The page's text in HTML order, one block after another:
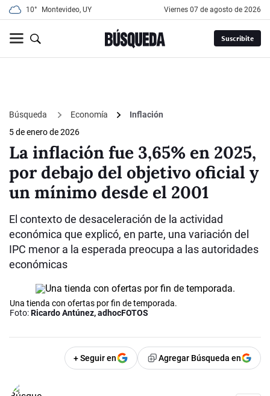
10° Montevideo, UY viernes 07 de agosto de 2026
Suscribite
Búsqueda Economía
Inflación
5 de enero de 2026
La inflación fue 3,65% en 2025,
por debajo del objetivo oficial y
un mínimo desde el 2001
El contexto de desaceleración de la actividad
económica que explicó, en parte, una variación del
IPC menor a la esperada preocupa a las autoridades
económicas
Una tienda con ofertas por fin de temporada.
Foto:Ricardo Antúnez, adhocFOTOS
+ Seguir en Agregar Búsqueda en